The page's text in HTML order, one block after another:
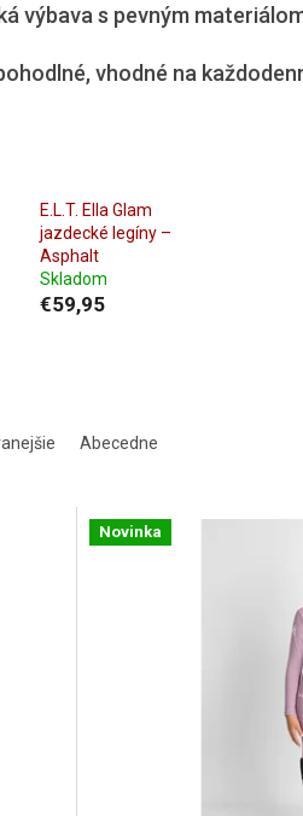
výbava s pevným
vhodné na
E.L.T. Ella Glam
jazdecké legíny –
Asphalt
Skladom
€59,95
Abecedne
Novinka